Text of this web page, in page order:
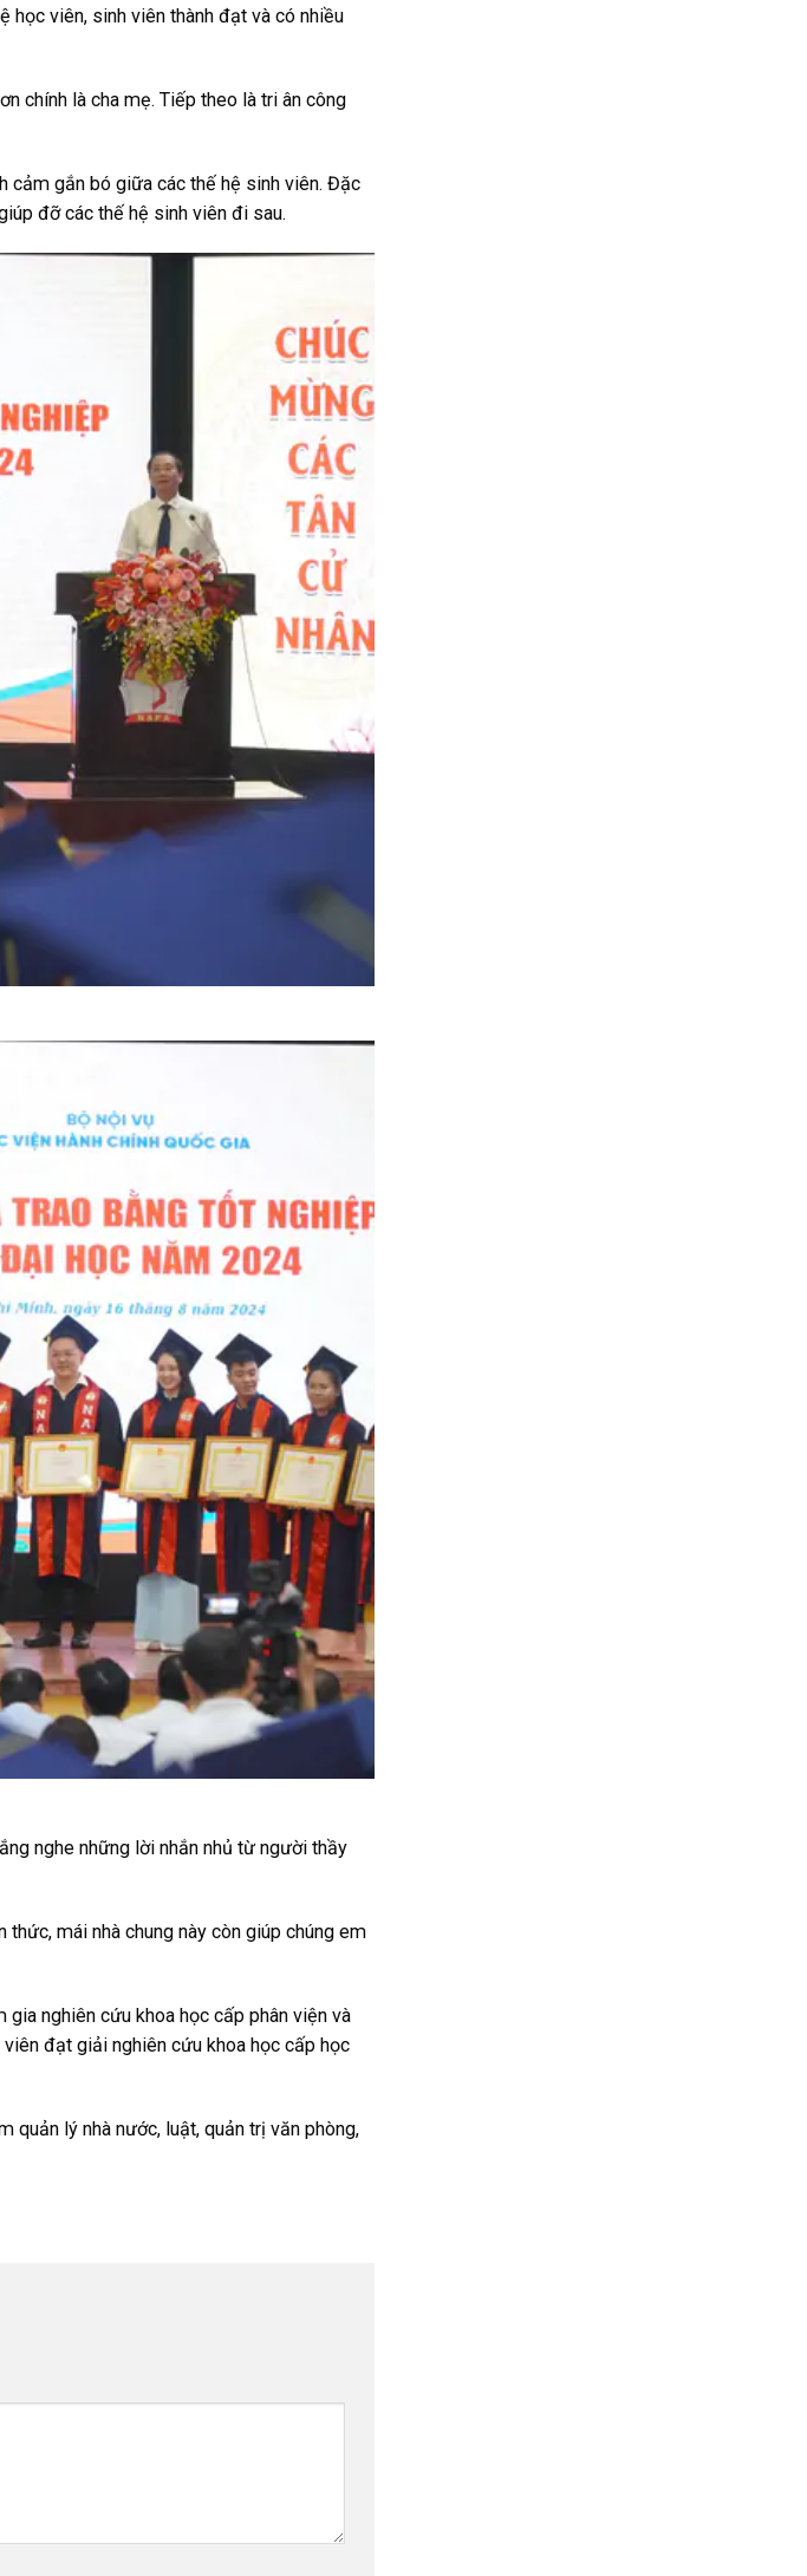
học viên, sinh viên thành đạt và có nhiều
chính là cha mẹ. Tiếp theo là tri ân công
cảm gắn bó giữa các thế hệ sinh viên. Đặc
đỡ các thế hệ sinh viên đi sau.
nghe những lời nhắn nhủ từ người thầy
mái nhà chung này còn giúp chúng em
nghiên cứu khoa học cấp phân viện và
đạt giải nghiên cứu khoa học cấp học
quản lý nhà nước, luật, quản trị văn phòng,